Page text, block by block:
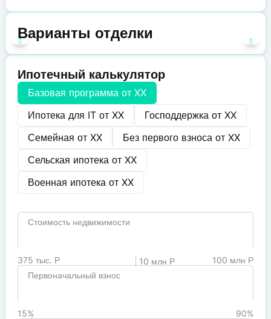
Варианты отделки
Ипотечный калькулятор
Базовая программа от XX
Ипотека для IT от XX Господдержка от XX
Семейная от XX Без первого взноса от XX
Сельская ипотека от XX
Военная ипотека от XX
Стоимость недвижимости
375 тыс. Р 10 млн Р
100 млн Р
Первоначальный взнос
15%
90%